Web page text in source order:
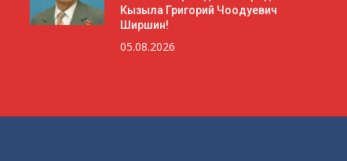
Кызыла Григорий Чоодуевич
Ширшин!
05.08.2026